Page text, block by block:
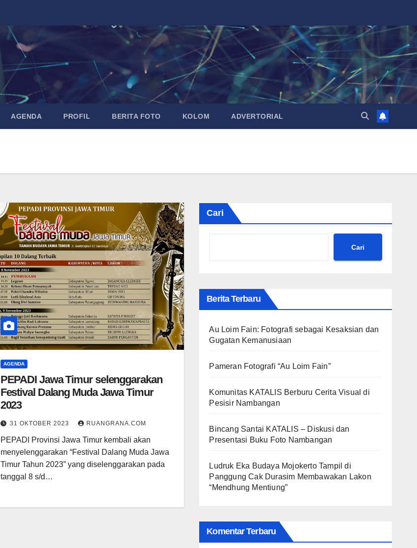
AGENDA PROFIL BERITA FOTO KOLOM ADVERTORIAL
AGENDA
PEPADI Jawa Timur selenggarakan
Festival Dalang Muda Jawa Timur
2023
31 OKTOBER 2023 RUANGRANA.COM
PEPADI Provinsi Jawa Timur kembali akan
menyelenggarakan “Festival Dalang Muda Jawa
Timur Tahun 2023” yang diselenggarakan pada
tanggal 8 s/d…
Cari
Cari
Berita Terbaru
Au Loim Fain: Fotografi sebagai Kesaksian dan
Gugatan Kemanusiaan
Pameran Fotografi “Au Loim Fain”
Komunitas KATALIS Berburu Cerita Visual di
Pesisir Nambangan
Bincang Santai KATALIS – Diskusi dan
Presentasi Buku Foto Nambangan
Ludruk Eka Budaya Mojokerto Tampil di
Panggung Cak Durasim Membawakan Lakon
“Mendhung Mentiung”
Komentar Terbaru